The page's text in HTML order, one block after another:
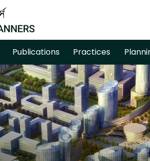
Publications Practices